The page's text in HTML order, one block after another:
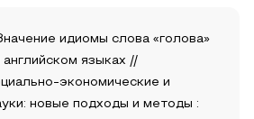
идиомы слова «голова»
языках //
экономические и
новые подходы и методы :